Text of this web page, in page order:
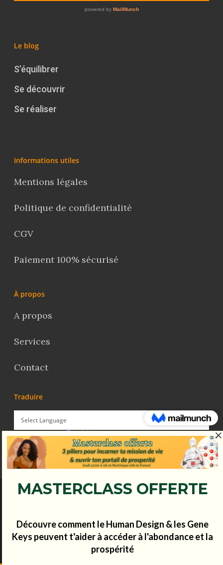
Le blog
S’équilibrer
Se découvrir
Se réaliser
Informations utiles
Mentions légales
Politique de confidentialité
CGV
Paiement 100% sécurisé
À propos
A propos
Services
Contact
Traduire
Powered by Translate